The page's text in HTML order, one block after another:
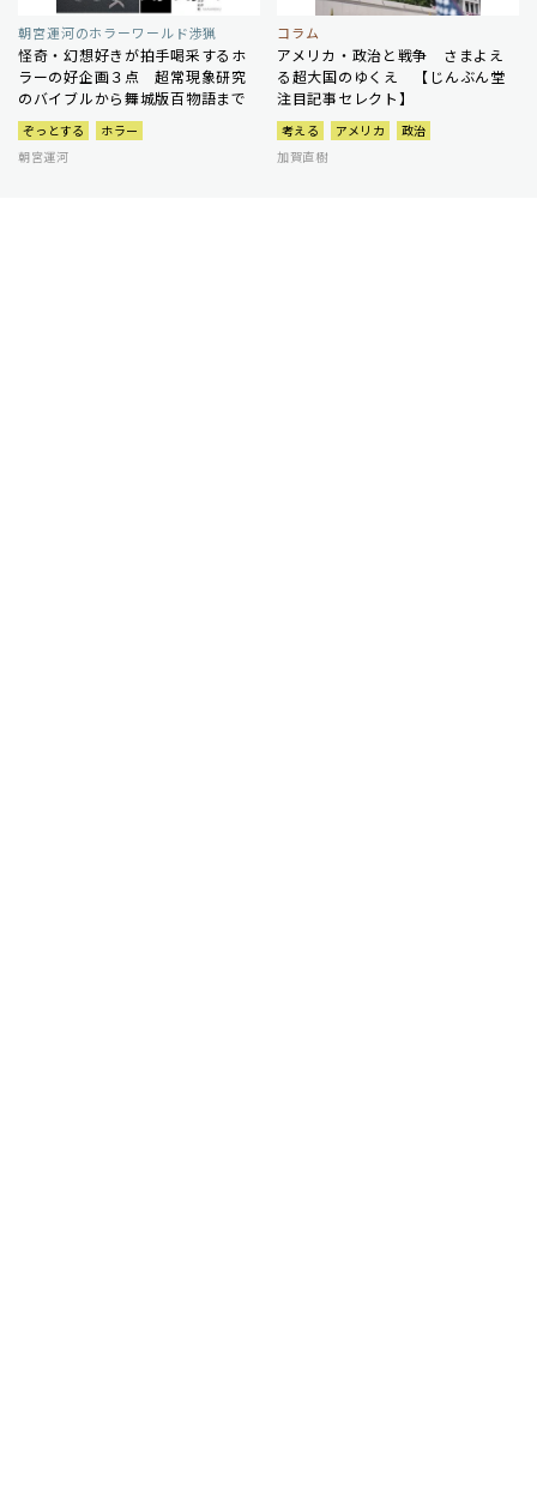
朝宮運河のホラーワールド渉猟
怪奇・幻想好きが拍手喝采するホ
ラーの好企画３点 超常現象研究
のバイブルから舞城版百物語まで
ぞっとする
ホラー
朝宮運河
コラム
アメリカ・政治と戦争 さまよえ
る超大国のゆくえ 【じんぶん堂
注目記事セレクト】
考える アメリカ
政治
加賀直樹